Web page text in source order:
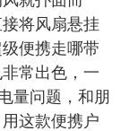
将风扇悬挂
便携走哪带
常出色，一
量问题，和朋
这款便携户